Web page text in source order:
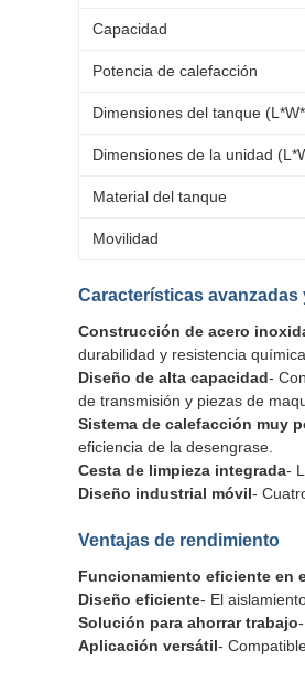
Capacidad
Potencia de calefacción
Dimensiones del tanque
Dimensiones de la unidad
Material del tanque
Movilidad
Características avanzadas
Construcción de acero
durabilidad y resistencia
Diseño de alta capacidad-
de transmisión y piezas de
Sistema de calefacción muy
eficiencia de la desengrase.
Cesta de limpieza integrada-
Diseño industrial móvil-
Ventajas de rendimiento
Funcionamiento eficiente en
Diseño eficiente- El
Solución para ahorrar trabajo
Aplicación versátil-